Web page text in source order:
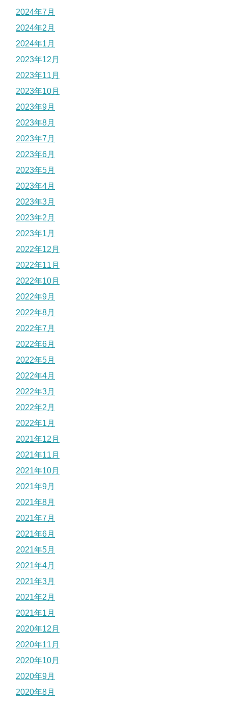
2024年7月
2024年2月
2024年1月
2023年12月
2023年11月
2023年10月
2023年9月
2023年8月
2023年7月
2023年6月
2023年5月
2023年4月
2023年3月
2023年2月
2023年1月
2022年12月
2022年11月
2022年10月
2022年9月
2022年8月
2022年7月
2022年6月
2022年5月
2022年4月
2022年3月
2022年2月
2022年1月
2021年12月
2021年11月
2021年10月
2021年9月
2021年8月
2021年7月
2021年6月
2021年5月
2021年4月
2021年3月
2021年2月
2021年1月
2020年12月
2020年11月
2020年10月
2020年9月
2020年8月